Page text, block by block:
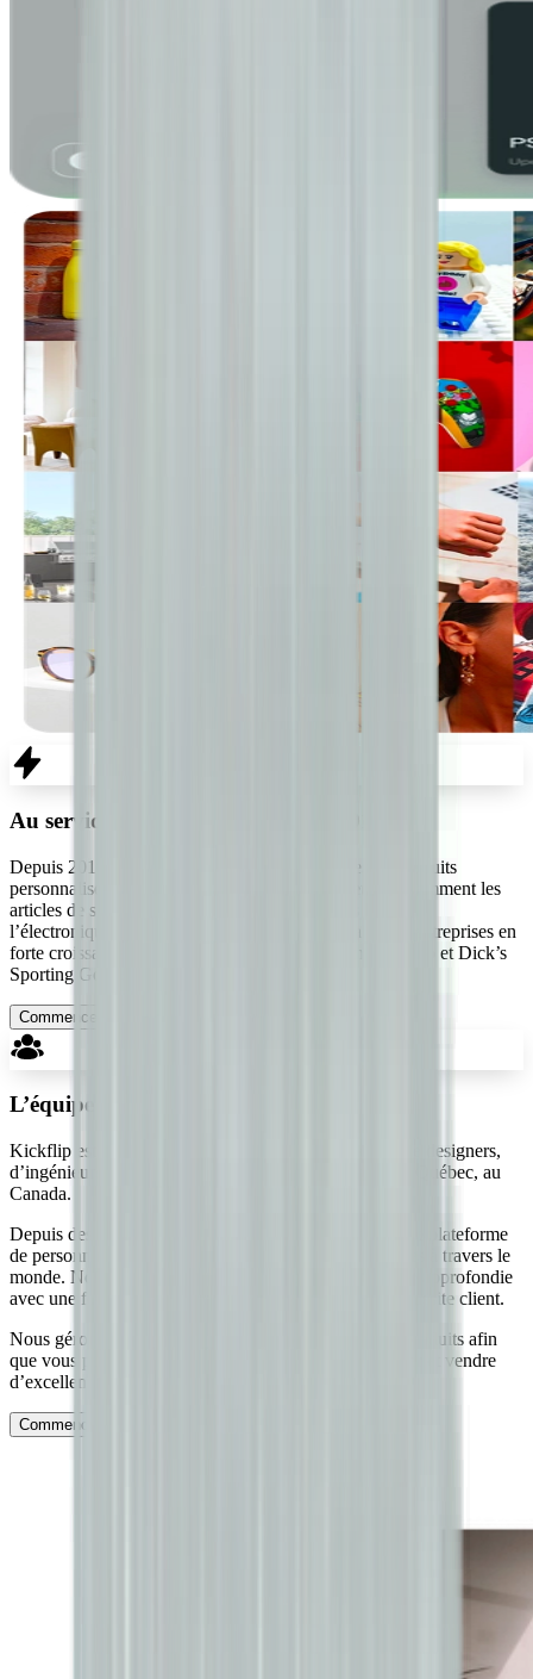
Au service du e-commerce depuis 2010
Depuis 2010, Kickflip propulse des expériences de produits
personnalisés pour des marques de divers secteurs, notamment les
articles de sport, les chaussures, le mobilier, les bijoux,
l’électronique, l’habillement et l’alimentation, allant d’entreprises en
forte croissance à des marques reconnues comme Suunto et Dick’s
Sporting Goods.
Commencez votre essai gratuit
L’équipe derrière Kickflip
Kickflip est développé par une équipe expérimentée de designers,
d’ingénieurs et de spécialistes du e-commerce basée à Québec, au
Canada.
Depuis des années, nous développons et soutenons une plateforme
de personnalisation de produits utilisée par des marques à travers le
monde. Notre équipe combine une expertise technique approfondie
avec une forte attention portée à l’utilisabilité et à la réussite client.
Nous gérons la complexité de la personnalisation de produits afin
que vous puissiez vous concentrer sur l’essentiel : créer et vendre
d’excellents produits personnalisés.
Commencez votre essai gratuit